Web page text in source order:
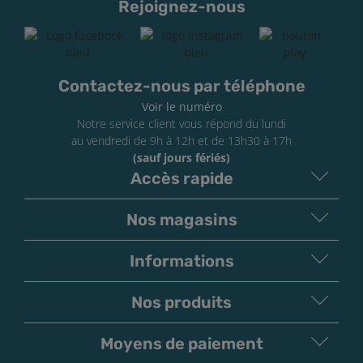
Rejoignez-nous
Contactez-nous par téléphone
Voir le numéro
Notre service client vous répond du lundi
au vendredi de 9h à 12h et de 13h30 à 17h
(sauf jours fériés)
Accès rapide
Nos magasins
Informations
Nos produits
Moyens de paiement